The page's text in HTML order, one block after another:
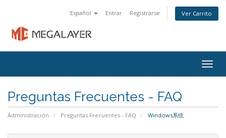
Español Entrar Registrarse Ver Carrito
Preguntas Frecuentes - FAQ
Administración Preguntas Frecuentes - FAQ Windows系统